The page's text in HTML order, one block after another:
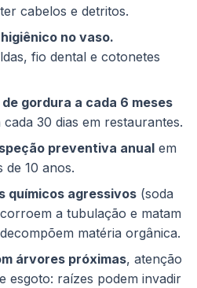
cabelos e detritos.
no vaso.
fio dental e cotonetes
gordura a cada 6 meses
cada 30 dias em restaurantes.
preventiva anual em
de 10 anos.
químicos agressivos (soda
a tubulação e matam
matéria orgânica.
árvores próximas, atenção
esgoto: raízes podem invadir